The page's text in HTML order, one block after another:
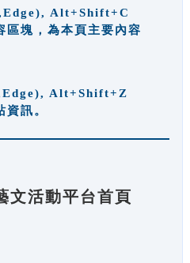
Alt+Shift+C
塊，為本頁主要內容
Alt+Shift+Z
訊。
文活動平台首頁